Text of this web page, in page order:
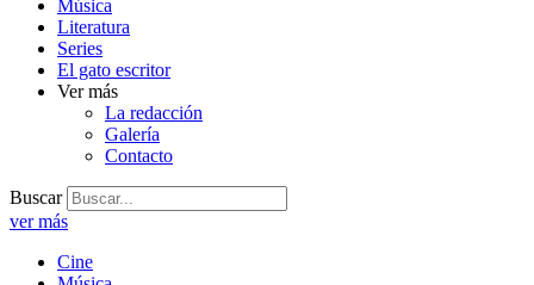
Música
Literatura
Series
El gato escritor
Ver más
La redacción
Galería
Contacto
Buscar
ver más
Cine